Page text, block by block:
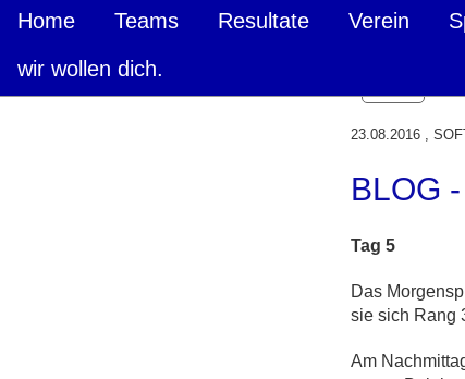
Home Teams Resultate Verein
wir wollen dich.
23.08.2016,
BLOG
Tag 5
Das
sie sich Rang
Am